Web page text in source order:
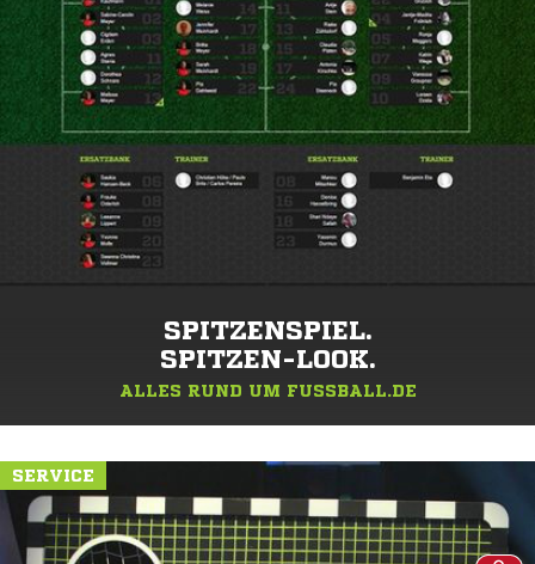
SPITZENSPIEL.
SPITZEN-LOOK.
ALLES RUND UM FUSSBALL.DE
SERVICE